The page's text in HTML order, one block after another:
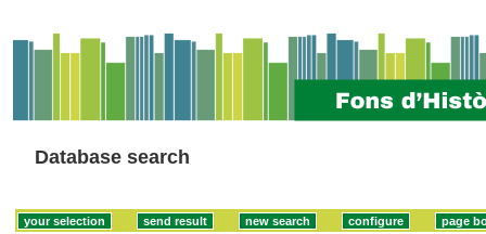
Database search